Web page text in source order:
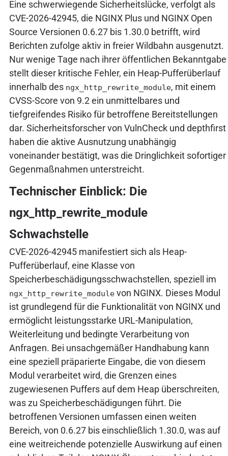
Eine schwerwiegende Sicherheitslücke, verfolgt als
CVE-2026-42945, die NGINX Plus und NGINX Open
Source Versionen 0.6.27 bis 1.30.0 betrifft, wird
Berichten zufolge aktiv in freier Wildbahn ausgenutzt.
Nur wenige Tage nach ihrer öffentlichen Bekanntgabe
stellt dieser kritische Fehler, ein Heap-Pufferüberlauf
innerhalb des ngx_http_rewrite_module, mit einem
CVSS-Score von 9.2 ein unmittelbares und
tiefgreifendes Risiko für betroffene Bereitstellungen
dar. Sicherheitsforscher von VulnCheck und depthfirst
haben die aktive Ausnutzung unabhängig
voneinander bestätigt, was die Dringlichkeit sofortiger
Gegenmaßnahmen unterstreicht.
Technischer Einblick: Die
ngx_http_rewrite_module
Schwachstelle
CVE-2026-42945 manifestiert sich als Heap-
Pufferüberlauf, eine Klasse von
Speicherbeschädigungsschwachstellen, speziell im
ngx_http_rewrite_modulevon NGINX. Dieses Modul
ist grundlegend für die Funktionalität von NGINX und
ermöglicht leistungsstarke URL-Manipulation,
Weiterleitung und bedingte Verarbeitung von
Anfragen. Bei unsachgemäßer Handhabung kann
eine speziell präparierte Eingabe, die von diesem
Modul verarbeitet wird, die Grenzen eines
zugewiesenen Puffers auf dem Heap überschreiten,
was zu Speicherbeschädigungen führt. Die
betroffenen Versionen umfassen einen weiten
Bereich, von 0.6.27 bis einschließlich 1.30.0, was auf
eine weitreichende potenzielle Auswirkung auf einen